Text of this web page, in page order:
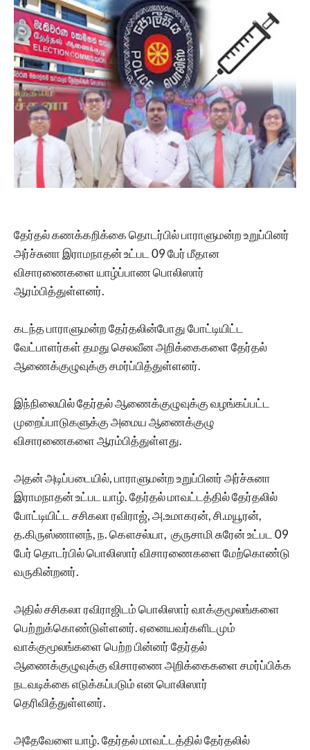
தேர்தல் கணக்கறிக்கை தொடர்பில் பாராளுமன்ற உறுப்பினர்
அர்ச்சுனா இராமநாதன் உட்பட 09 பேர் மீதான
விசாரணைகளை யாழ்ப்பாண பொலிஸார்
ஆரம்பித்துள்ளனர்.
கடந்த பாராளுமன்ற தேர்தலின்போது போட்டியிட்ட
வேட்பாளர்கள் தமது செலவீன அறிக்கைகளை தேர்தல்
ஆணைக்குழுவுக்கு சமர்ப்பித்துள்ளனர்.
இந்நிலையில் தேர்தல் ஆணைக்குழுவுக்கு வழங்கப்பட்ட
முறைப்பாடுகளுக்கு அமைய ஆணைக்குழு
விசாரணைகளை ஆரம்பித்துள்ளது.
அதன் அடிப்படையில், பாராளுமன்ற உறுப்பினர் அர்ச்சுனா
இராமநாதன் உட்பட யாழ். தேர்தல் மாவட்டத்தில் தேர்தலில்
போட்டியிட்ட சசிகலா ரவிராஜ், அ.உமாகரன், சி.மயூரன்,
த.கிருஸ்ணானந், ந. கௌசல்யா, குருசாமி சுரேன் உட்பட 09
பேர் தொடர்பில் பொலிஸார் விசாரணைகளை மேற்கொண்டு
வருகின்றனர்.
அதில் சசிகலா ரவிராஜிடம் பொலிஸார் வாக்குமூலங்களை
பெற்றுக்கொண்டுள்ளனர். ஏனையவர்களிடமும்
வாக்குமூலங்களை பெற்ற பின்னர் தேர்தல்
ஆணைக்குழுவுக்கு விசாரணை அறிக்கைகளை சமர்ப்பிக்க
நடவடிக்கை எடுக்கப்படும் என பொலிஸார்
தெரிவித்துள்ளனர்.
அதேவேளை யாழ். தேர்தல் மாவட்டத்தில் தேர்தலில்